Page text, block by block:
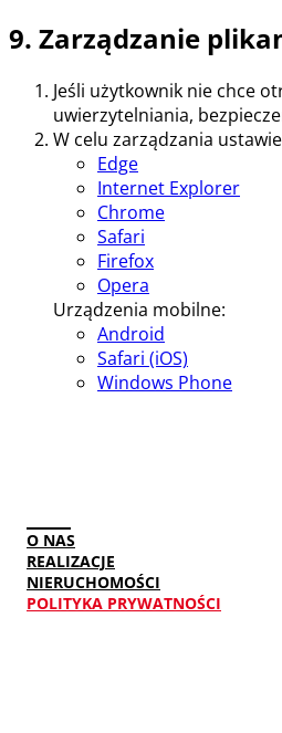
9. Zarządzanie
Jeśli użytkownik nie chce
uwierzytelniania,
W celu zarządzania
Edge
Internet Explorer
Chrome
Safari
Firefox
Opera
Urządzenia mobilne:
Android
Safari (iOS)
Windows Phone
O NAS
REALIZACJE
NIERUCHOMOŚCI
POLITYKA PRYWATNOŚCI